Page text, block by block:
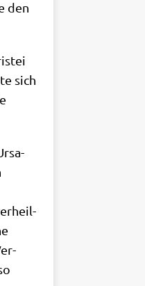
den
sich